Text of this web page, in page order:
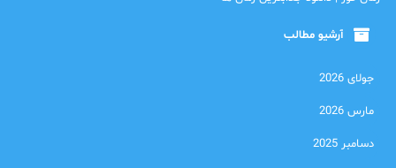
آرشیو مطالب
جولای 2026
مارس 2026
دسامبر 2025